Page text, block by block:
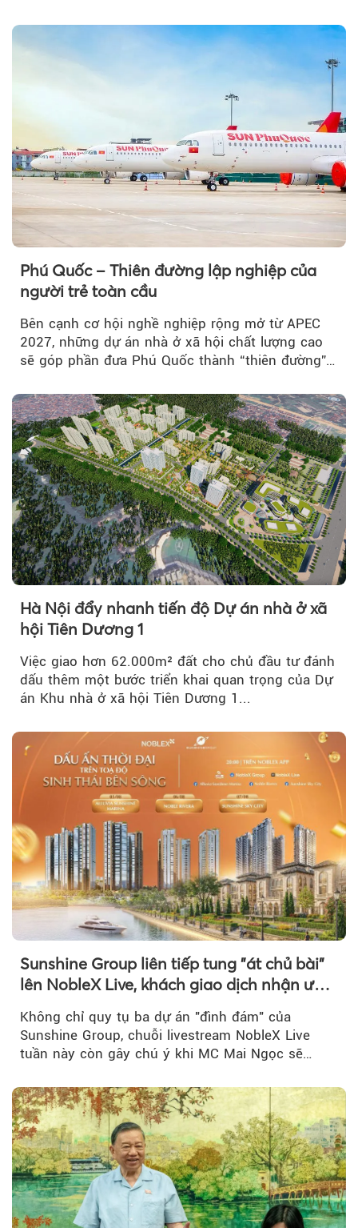
Phú Quốc – Thiên đường lập nghiệp của
người trẻ toàn cầu
Bên cạnh cơ hội nghề nghiệp rộng mở từ APEC
2027, những dự án nhà ở xã hội chất lượng cao
sẽ góp phần đưa Phú Quốc thành “thiên đường”
Hà Nội đẩy nhanh tiến độ Dự án nhà ở xã
hội Tiên Dương 1
Việc giao hơn 62.000m² đất cho chủ đầu tư đánh
dấu thêm một bước triển khai quan trọng của Dự
án Khu nhà ở xã hội Tiên Dương 1...
Sunshine Group liên tiếp tung "át chủ bài"
lên NobleX Live, khách giao dịch nhận ưu
Không chỉ quy tụ ba dự án "đình đám" của
Sunshine Group, chuỗi livestream NobleX Live
tuần này còn gây chú ý khi MC Mai Ngọc sẽ